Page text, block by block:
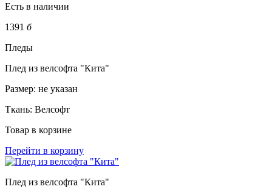
Есть в наличии
1391 б
Пледы
Плед из велсофта "Кита"
Размер: не указан
Ткань: Велсофт
Товар в корзине
Перейти в корзину
Плед из велсофта "Кита"